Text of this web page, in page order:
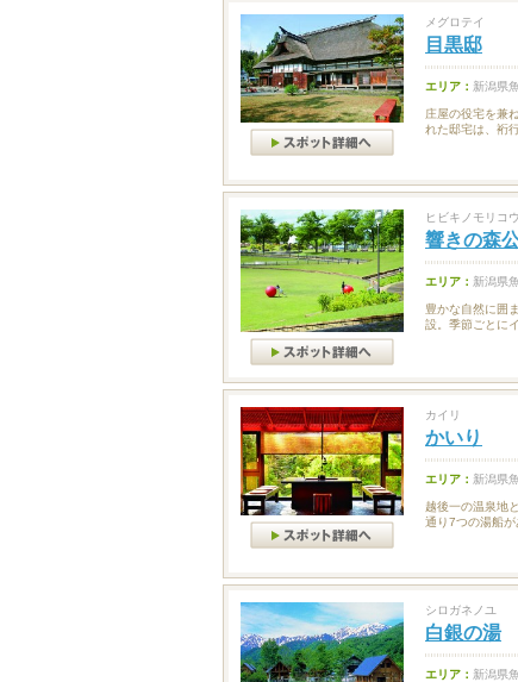
メグロテイ
目黒邸
エリア： 新潟県
庄屋の役宅を兼
れた邸宅は、裄
ヒビキノモリコ
響きの森
エリア： 新潟県
豊かな自然に囲
設。季節ごとに
カイリ
かいり
エリア： 新潟県
越後一の温泉地
通り7つの湯船が
シロガネノユ
白銀の湯
エリア： 新潟県